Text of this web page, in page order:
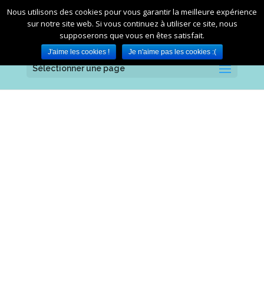
Sélectionner une page
Nous utilisons des cookies pour vous garantir la meilleure expérience
sur notre site web. Si vous continuez à utiliser ce site, nous
supposerons que vous en êtes satisfait.
J'aime les cookies ! Je n'aime pas les cookies :(